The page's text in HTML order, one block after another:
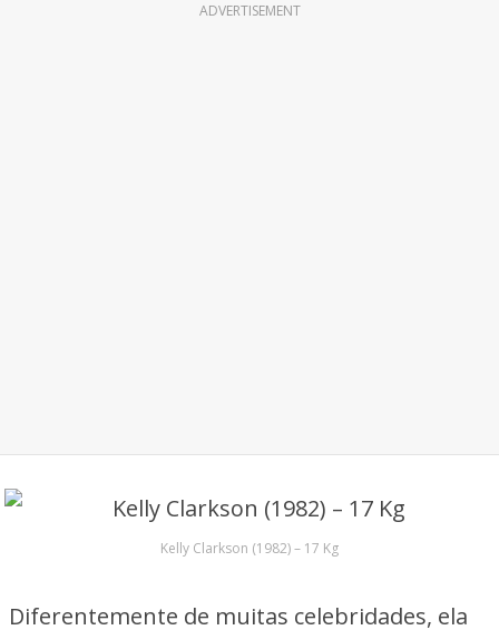
ADVERTISEMENT
Kelly Clarkson (1982) – 17 Kg
Diferentemente de muitas celebridades, ela